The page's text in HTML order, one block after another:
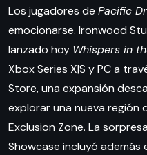
Los jugadores de Pacific
emocionarse. Ironwood
lanzado hoy Whispers in
Xbox Series X|S y PC a
Store, una expansión
explorar una nueva región
Exclusion Zone. La
Showcase incluyó además